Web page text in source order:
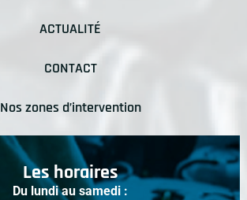
ACTUALITÉ
CONTACT
Nos zones d’intervention
Les horaires
Du lundi au samedi :